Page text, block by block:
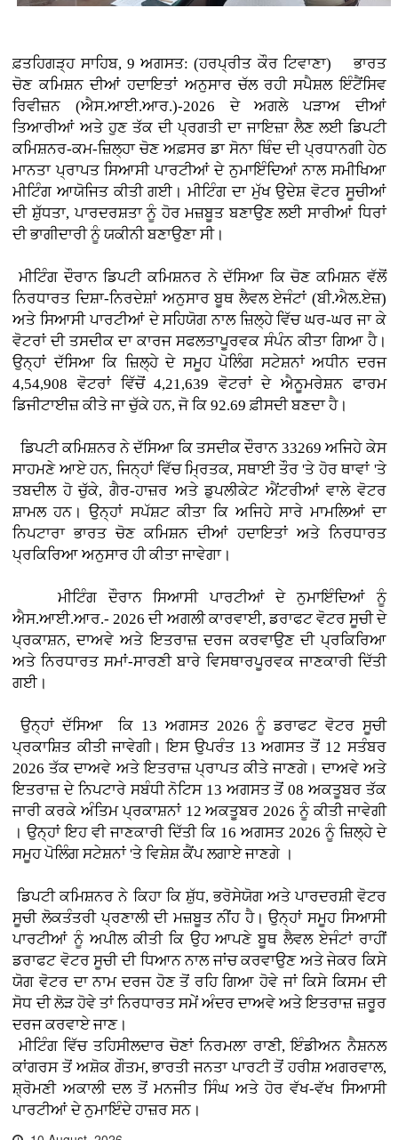
ਫ਼ਤਹਿਗੜ੍ਹ ਸਾਹਿਬ, 9 ਅਗਸਤ: (ਹਰਪ੍ਰੀਤ ਕੌਰ ਟਿਵਾਣਾ)
ਭਾਰਤ
ਚੋਣ ਕਮਿਸ਼ਨ ਦੀਆਂ ਹਦਾਇਤਾਂ ਅਨੁਸਾਰ ਚੱਲ ਰਹੀ ਸਪੈਸ਼ਲ ਇੰਟੈਂਸਿਵ
ਰਿਵੀਜ਼ਨ (ਐਸ.ਆਈ.ਆਰ.)-2026 ਦੇ ਅਗਲੇ ਪੜਾਅ ਦੀਆਂ
ਤਿਆਰੀਆਂ ਅਤੇ ਹੁਣ ਤੱਕ ਦੀ ਪ੍ਰਗਤੀ ਦਾ ਜਾਇਜ਼ਾ ਲੈਣ ਲਈ ਡਿਪਟੀ
ਕਮਿਸ਼ਨਰ-ਕਮ-ਜ਼ਿਲ੍ਹਾ ਚੋਣ ਅਫ਼ਸਰ ਡਾ ਸੋਨਾ ਥਿੰਦ ਦੀ ਪ੍ਰਧਾਨਗੀ ਹੇਠ
ਮਾਨਤਾ ਪ੍ਰਾਪਤ ਸਿਆਸੀ ਪਾਰਟੀਆਂ ਦੇ ਨੁਮਾਇੰਦਿਆਂ ਨਾਲ ਸਮੀਖਿਆ
ਮੀਟਿੰਗ ਆਯੋਜਿਤ ਕੀਤੀ ਗਈ। ਮੀਟਿੰਗ ਦਾ ਮੁੱਖ ਉਦੇਸ਼ ਵੋਟਰ ਸੂਚੀਆਂ
ਦੀ ਸ਼ੁੱਧਤਾ, ਪਾਰਦਰਸ਼ਤਾ ਨੂੰ ਹੋਰ ਮਜ਼ਬੂਤ ਬਣਾਉਣ ਲਈ ਸਾਰੀਆਂ ਧਿਰਾਂ
ਦੀ ਭਾਗੀਦਾਰੀ ਨੂੰ ਯਕੀਨੀ ਬਣਾਉਣਾ ਸੀ।
ਮੀਟਿੰਗ ਦੌਰਾਨ ਡਿਪਟੀ ਕਮਿਸ਼ਨਰ ਨੇ ਦੱਸਿਆ ਕਿ ਚੋਣ ਕਮਿਸ਼ਨ ਵੱਲੋਂ
ਨਿਰਧਾਰਤ ਦਿਸ਼ਾ-ਨਿਰਦੇਸ਼ਾਂ ਅਨੁਸਾਰ ਬੂਥ ਲੈਵਲ ਏਜੰਟਾਂ (ਬੀ.ਐਲ.ਏਜ਼)
ਅਤੇ ਸਿਆਸੀ ਪਾਰਟੀਆਂ ਦੇ ਸਹਿਯੋਗ ਨਾਲ ਜ਼ਿਲ੍ਹੇ ਵਿੱਚ ਘਰ-ਘਰ ਜਾ ਕੇ
ਵੋਟਰਾਂ ਦੀ ਤਸਦੀਕ ਦਾ ਕਾਰਜ ਸਫਲਤਾਪੂਰਵਕ ਸੰਪੰਨ ਕੀਤਾ ਗਿਆ ਹੈ।
ਉਨ੍ਹਾਂ ਦੱਸਿਆ ਕਿ ਜ਼ਿਲ੍ਹੇ ਦੇ ਸਮੂਹ ਪੋਲਿੰਗ ਸਟੇਸ਼ਨਾਂ ਅਧੀਨ ਦਰਜ
4,54,908 ਵੋਟਰਾਂ ਵਿੱਚੋਂ 4,21,639 ਵੋਟਰਾਂ ਦੇ ਐਨੂਮਰੇਸ਼ਨ ਫਾਰਮ
ਡਿਜੀਟਾਈਜ਼ ਕੀਤੇ ਜਾ ਚੁੱਕੇ ਹਨ, ਜੋ ਕਿ 92.69 ਫ਼ੀਸਦੀ ਬਣਦਾ ਹੈ।
ਡਿਪਟੀ ਕਮਿਸ਼ਨਰ ਨੇ ਦੱਸਿਆ ਕਿ ਤਸਦੀਕ ਦੌਰਾਨ 33269 ਅਜਿਹੇ ਕੇਸ
ਸਾਹਮਣੇ ਆਏ ਹਨ, ਜਿਨ੍ਹਾਂ ਵਿੱਚ ਮ੍ਰਿਤਕ, ਸਥਾਈ ਤੌਰ 'ਤੇ ਹੋਰ ਥਾਵਾਂ 'ਤੇ
ਤਬਦੀਲ ਹੋ ਚੁੱਕੇ, ਗੈਰ-ਹਾਜ਼ਰ ਅਤੇ ਡੁਪਲੀਕੇਟ ਐਂਟਰੀਆਂ ਵਾਲੇ ਵੋਟਰ
ਸ਼ਾਮਲ ਹਨ। ਉਨ੍ਹਾਂ ਸਪੱਸ਼ਟ ਕੀਤਾ ਕਿ ਅਜਿਹੇ ਸਾਰੇ ਮਾਮਲਿਆਂ ਦਾ
ਨਿਪਟਾਰਾ ਭਾਰਤ ਚੋਣ ਕਮਿਸ਼ਨ ਦੀਆਂ ਹਦਾਇਤਾਂ ਅਤੇ ਨਿਰਧਾਰਤ
ਪ੍ਰਕਿਰਿਆ ਅਨੁਸਾਰ ਹੀ ਕੀਤਾ ਜਾਵੇਗਾ।
ਮੀਟਿੰਗ ਦੌਰਾਨ ਸਿਆਸੀ ਪਾਰਟੀਆਂ ਦੇ ਨੁਮਾਇੰਦਿਆਂ ਨੂੰ
ਐਸ.ਆਈ.ਆਰ.- 2026 ਦੀ ਅਗਲੀ ਕਾਰਵਾਈ, ਡਰਾਫਟ ਵੋਟਰ ਸੂਚੀ ਦੇ
ਪ੍ਰਕਾਸ਼ਨ, ਦਾਅਵੇ ਅਤੇ ਇਤਰਾਜ਼ ਦਰਜ ਕਰਵਾਉਣ ਦੀ ਪ੍ਰਕਿਰਿਆ
ਅਤੇ ਨਿਰਧਾਰਤ ਸਮਾਂ-ਸਾਰਣੀ ਬਾਰੇ ਵਿਸਥਾਰਪੂਰਵਕ ਜਾਣਕਾਰੀ ਦਿੱਤੀ
ਗਈ।
ਉਨ੍ਹਾਂ ਦੱਸਿਆ ਕਿ 13 ਅਗਸਤ 2026 ਨੂੰ ਡਰਾਫਟ ਵੋਟਰ ਸੂਚੀ
ਪ੍ਰਕਾਸ਼ਿਤ ਕੀਤੀ ਜਾਵੇਗੀ। ਇਸ ਉਪਰੰਤ 13 ਅਗਸਤ ਤੋਂ 12 ਸਤੰਬਰ
2026 ਤੱਕ ਦਾਅਵੇ ਅਤੇ ਇਤਰਾਜ਼ ਪ੍ਰਾਪਤ ਕੀਤੇ ਜਾਣਗੇ। ਦਾਅਵੇ ਅਤੇ
ਇਤਰਾਜ਼ ਦੇ ਨਿਪਟਾਰੇ ਸਬੰਧੀ ਨੋਟਿਸ 13 ਅਗਸਤ ਤੋਂ 08 ਅਕਤੂਬਰ ਤੱਕ
ਜਾਰੀ ਕਰਕੇ ਅੰਤਿਮ ਪ੍ਰਕਾਸ਼ਨਾਂ 12 ਅਕਤੂਬਰ 2026 ਨੂੰ ਕੀਤੀ ਜਾਵੇਗੀ
। ਉਨ੍ਹਾਂ ਇਹ ਵੀ ਜਾਣਕਾਰੀ ਦਿੱਤੀ ਕਿ 16 ਅਗਸਤ 2026 ਨੂੰ ਜ਼ਿਲ੍ਹੇ ਦੇ
ਸਮੂਹ ਪੋਲਿੰਗ ਸਟੇਸ਼ਨਾਂ 'ਤੇ ਵਿਸ਼ੇਸ਼ ਕੈਂਪ ਲਗਾਏ ਜਾਣਗੇ ।
ਡਿਪਟੀ ਕਮਿਸ਼ਨਰ ਨੇ ਕਿਹਾ ਕਿ ਸ਼ੁੱਧ, ਭਰੋਸੇਯੋਗ ਅਤੇ ਪਾਰਦਰਸ਼ੀ ਵੋਟਰ
ਸੂਚੀ ਲੋਕਤੰਤਰੀ ਪ੍ਰਣਾਲੀ ਦੀ ਮਜ਼ਬੂਤ ਨੀਂਹ ਹੈ। ਉਨ੍ਹਾਂ ਸਮੂਹ ਸਿਆਸੀ
ਪਾਰਟੀਆਂ ਨੂੰ ਅਪੀਲ ਕੀਤੀ ਕਿ ਉਹ ਆਪਣੇ ਬੂਥ ਲੈਵਲ ਏਜੰਟਾਂ ਰਾਹੀਂ
ਡਰਾਫਟ ਵੋਟਰ ਸੂਚੀ ਦੀ ਧਿਆਨ ਨਾਲ ਜਾਂਚ ਕਰਵਾਉਣ ਅਤੇ ਜੇਕਰ ਕਿਸੇ
ਯੋਗ ਵੋਟਰ ਦਾ ਨਾਮ ਦਰਜ ਹੋਣ ਤੋਂ ਰਹਿ ਗਿਆ ਹੋਵੇ ਜਾਂ ਕਿਸੇ ਕਿਸਮ ਦੀ
ਸੋਧ ਦੀ ਲੋੜ ਹੋਵੇ ਤਾਂ ਨਿਰਧਾਰਤ ਸਮੇਂ ਅੰਦਰ ਦਾਅਵੇ ਅਤੇ ਇਤਰਾਜ਼ ਜ਼ਰੂਰ
ਦਰਜ ਕਰਵਾਏ ਜਾਣ।
ਮੀਟਿੰਗ ਵਿੱਚ ਤਹਿਸੀਲਦਾਰ ਚੋਣਾਂ ਨਿਰਮਲਾ ਰਾਣੀ, ਇੰਡੀਅਨ ਨੈਸ਼ਨਲ
ਕਾਂਗਰਸ ਤੋਂ ਅਸ਼ੋਕ ਗੌਤਮ, ਭਾਰਤੀ ਜਨਤਾ ਪਾਰਟੀ ਤੋਂ ਹਰੀਸ਼ ਅਗਰਵਾਲ,
ਸ਼੍ਰੋਮਣੀ ਅਕਾਲੀ ਦਲ ਤੋਂ ਮਨਜੀਤ ਸਿੰਘ ਅਤੇ ਹੋਰ ਵੱਖ-ਵੱਖ ਸਿਆਸੀ
ਪਾਰਟੀਆਂ ਦੇ ਨੁਮਾਇੰਦੇ ਹਾਜ਼ਰ ਸਨ।